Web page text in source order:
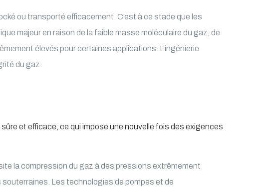
ou transporté efficacement. C’est à ce stade que les
majeur en raison de la faible masse moléculaire du gaz, de
élevés pour certaines applications. L’ingénierie
du gaz.
et efficace, ce qui impose une nouvelle fois des exigences
la compression du gaz à des pressions extrêmement
Les technologies de pompes et de